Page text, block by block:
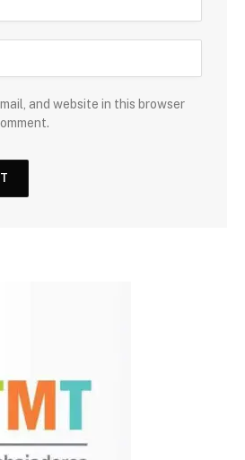
and website in this browser